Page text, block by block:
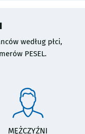
według płci,
PESEL.
MĘŻCZYŹNI